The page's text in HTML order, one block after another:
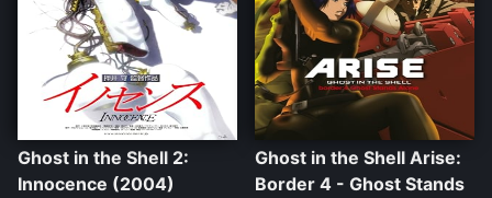
Ghost in the Shell 2:
Innocence (2004)
Ghost in the Shell Arise:
Border 4 - Ghost Stands